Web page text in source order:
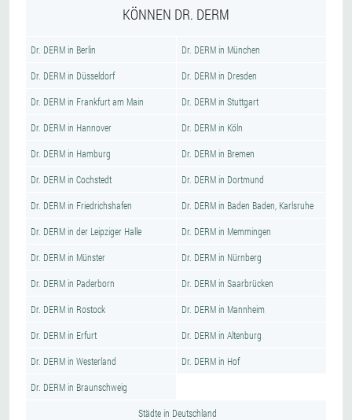
KÖNNEN DR. DERM
Dr. DERM in Berlin Dr. DERM in München
Dr. DERM in Düsseldorf Dr. DERM in Dresden
Dr. DERM in Frankfurt am Main Dr. DERM in Stuttgart
Dr. DERM in Hannover Dr. DERM in Köln
Dr. DERM in Hamburg Dr. DERM in Bremen
Dr. DERM in Cochstedt Dr. DERM in Dortmund
Dr. DERM in Friedrichshafen Dr. DERM in Baden Baden, Karlsruhe
Dr. DERM in der Leipziger Halle Dr. DERM in Memmingen
Dr. DERM in Münster Dr. DERM in Nürnberg
Dr. DERM in Paderborn Dr. DERM in Saarbrücken
Dr. DERM in Rostock Dr. DERM in Mannheim
Dr. DERM in Erfurt Dr. DERM in Altenburg
Dr. DERM in Westerland Dr. DERM in Hof
Dr. DERM in Braunschweig
Städte in Deutschland